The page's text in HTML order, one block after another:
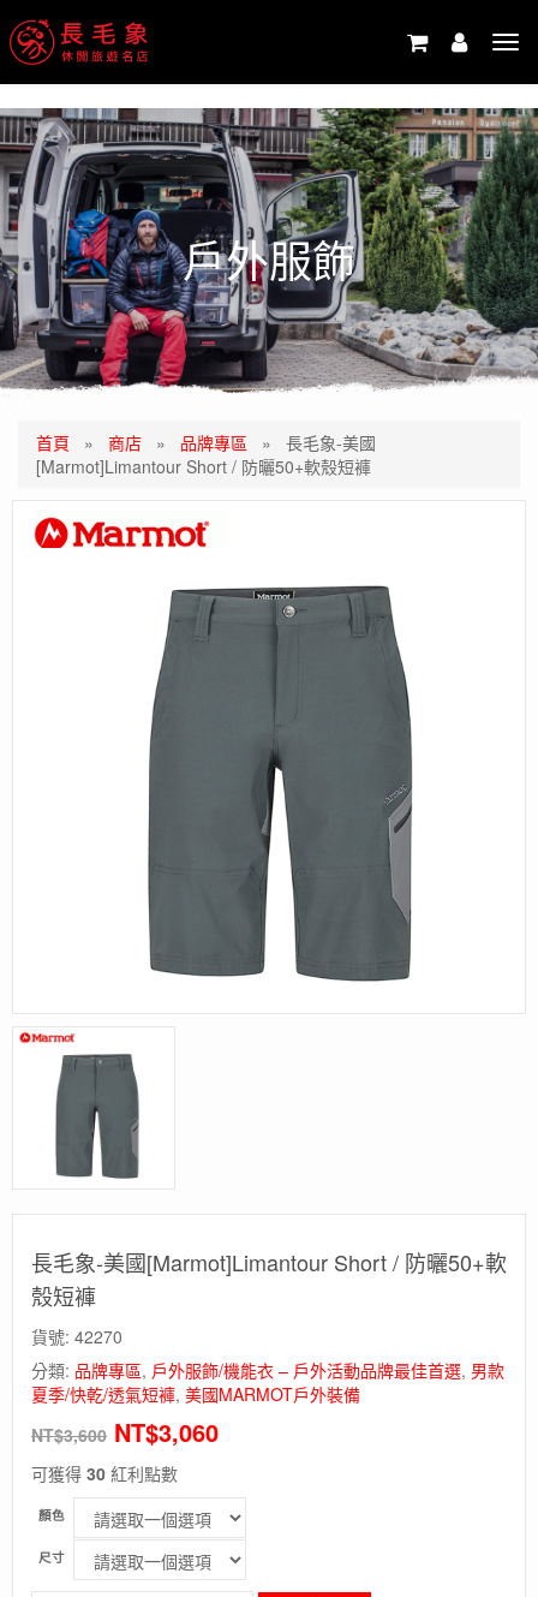
戶外服飾
首頁 » 商店 » 品牌專區 » 長毛象-美國
[Marmot]Limantour Short / 防曬50+軟殼短褲
長毛象-美國[Marmot]Limantour Short / 防曬50+軟
殼短褲
貨號: 42270
分類: 品牌專區, 戶外服飾/機能衣 – 戶外活動品牌最佳首選, 男款
夏季/快乾/透氣短褲, 美國MARMOT戶外裝備
NT$3,600 NT$3,060
可獲得 30 紅利點數
顏色
尺寸